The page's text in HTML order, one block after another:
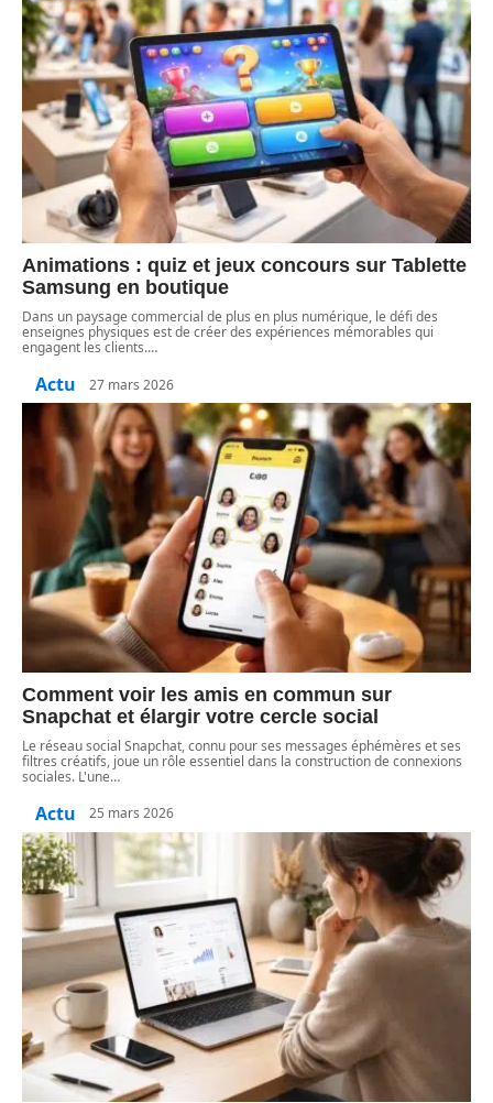
Animations : quiz et jeux concours sur Tablette
Samsung en boutique
Dans un paysage commercial de plus en plus numérique, le défi des
enseignes physiques est de créer des expériences mémorables qui
engagent les clients.…
Actu 27 mars 2026
Comment voir les amis en commun sur
Snapchat et élargir votre cercle social
Le réseau social Snapchat, connu pour ses messages éphémères et ses
filtres créatifs, joue un rôle essentiel dans la construction de connexions
sociales. L'une…
Actu 25 mars 2026